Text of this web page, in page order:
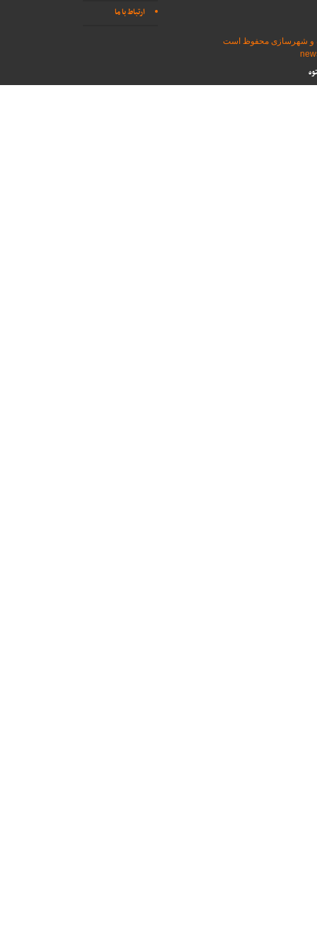
ارتباط با ما
و شهرسازی محفوظ است